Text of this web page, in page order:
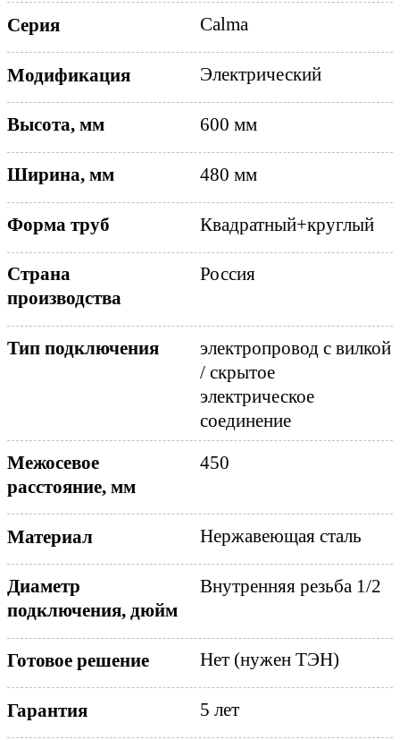
Серия Calma
Модификация Электрический
Высота, мм 600 мм
Ширина, мм 480 мм
Форма труб Квадратный+круглый
Страна
производства
Россия
Тип подключения
электропровод с вилкой
/ скрытое
электрическое
соединение
Межосевое
расстояние, мм
450
Материал Нержавеющая сталь
Диаметр
подключения, дюйм
Внутренняя резьба 1/2
Готовое решение Нет (нужен ТЭН)
Гарантия 5 лет